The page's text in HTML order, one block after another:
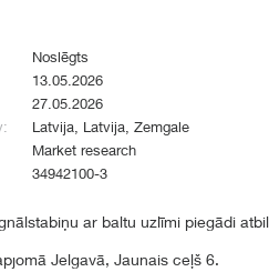
Noslēgts
13.05.2026
27.05.2026
Latvija, Latvija, Zemgale
Market research
34942100-3
ar baltu uzlīmi piegādi
Jelgavā, Jaunais ceļš 6.